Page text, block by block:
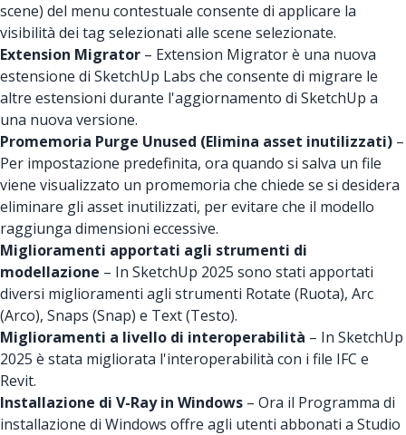
scene) del menu contestuale consente di applicare la
visibilità dei tag selezionati alle scene selezionate.
Extension Migrator – Extension Migrator è una nuova
estensione di SketchUp Labs che consente di migrare le
altre estensioni durante l'aggiornamento di SketchUp a
una nuova versione.
Promemoria Purge Unused (Elimina asset inutilizzati) –
Per impostazione predefinita, ora quando si salva un file
viene visualizzato un promemoria che chiede se si desidera
eliminare gli asset inutilizzati, per evitare che il modello
raggiunga dimensioni eccessive.
Miglioramenti apportati agli strumenti di
modellazione – In SketchUp 2025 sono stati apportati
diversi miglioramenti agli strumenti Rotate (Ruota), Arc
(Arco), Snaps (Snap) e Text (Testo).
Miglioramenti a livello di interoperabilità – In SketchUp
2025 è stata migliorata l'interoperabilità con i file IFC e
Revit.
Installazione di V-Ray in Windows – Ora il Programma di
installazione di Windows offre agli utenti abbonati a Studio